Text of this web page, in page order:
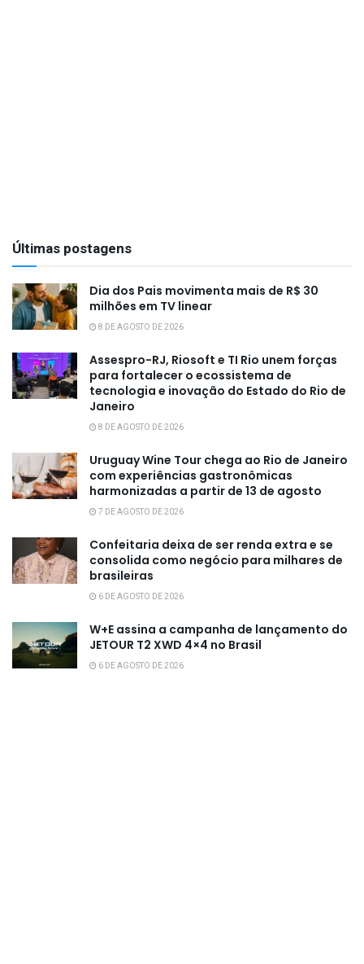
Últimas postagens
Dia dos Pais movimenta mais de R$ 30
milhões em TV linear
8 DE AGOSTO DE 2026
Assespro-RJ, Riosoft e TI Rio unem forças
para fortalecer o ecossistema de
tecnologia e inovação do Estado do Rio de
Janeiro
8 DE AGOSTO DE 2026
Uruguay Wine Tour chega ao Rio de Janeiro
com experiências gastronômicas
harmonizadas a partir de 13 de agosto
7 DE AGOSTO DE 2026
Confeitaria deixa de ser renda extra e se
consolida como negócio para milhares de
brasileiras
6 DE AGOSTO DE 2026
W+E assina a campanha de lançamento do
JETOUR T2 XWD 4×4 no Brasil
6 DE AGOSTO DE 2026